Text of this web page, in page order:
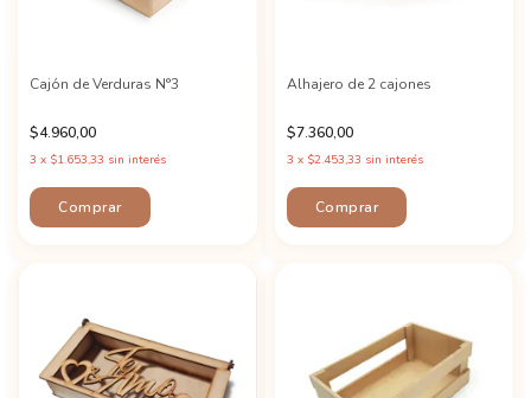
Cajón de Verduras N°3
$4.960,00
3 x $1.653,33 sin interés
Alhajero de 2 cajones
$7.360,00
3 x $2.453,33 sin interés